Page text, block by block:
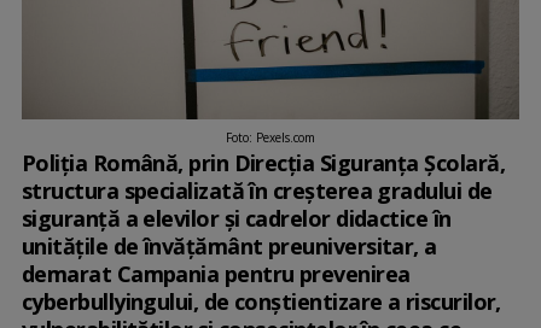
Foto: Pexels.com
Poliţia Română, prin Direcţia Siguranţa Şcolară,
structura specializată în creşterea gradului de
siguranţă a elevilor şi cadrelor didactice în
unităţile de învăţământ preuniversitar, a
demarat Campania pentru prevenirea
cyberbullyingului, de conştientizare a riscurilor,